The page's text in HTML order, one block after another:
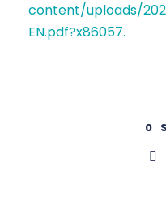
content/uploads/
EN.pdf?x86057.
0